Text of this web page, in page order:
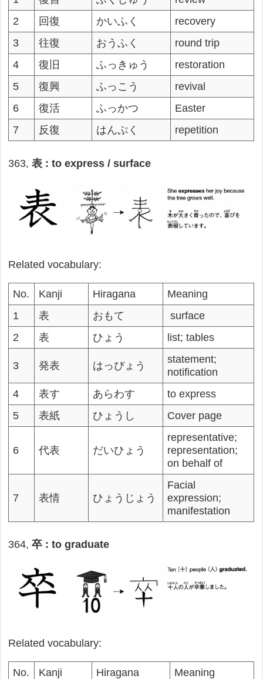
2
回復 かいふく
recovery
3
往復 おうふく
round trip
4
復旧 ふっきゅう
restoration
5
復興 ふっこう
revival
6
復活 ふっかつ
Easter
7
反復 はんぷく repetition
363,表 : to express / surface
Related vocabulary:
No. Kanji Hiragana
Meaning
1
表 おもて
surface
2
表 ひょう list; tables
3 発表 はっぴょう
statement;
notification
4
表す あらわす
to express
5
表紙 ひょうし Cover page
6 代表 だいひょう
representative;
representation;
on behalf of
7 表情 ひょうじょう
Facial
expression;
manifestation
364, 卒 : to graduate
Related vocabulary:
No. Kanji Hiragana
Meaning